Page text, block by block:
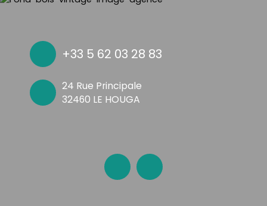
+33 5 62 03 28 83
24 Rue Principale
32460 LE HOUGA